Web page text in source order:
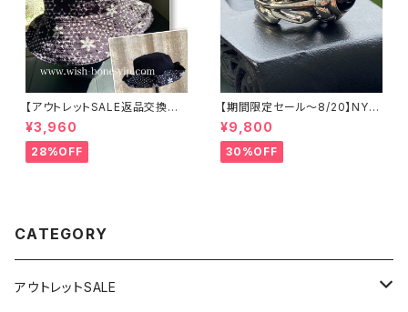
【アウトレットSALE返品交換不
可8/20まで】ワッフル立体フラワ
ー＆無地 2way リバーシブルハ
ット・ワイヤー入り変形ハット・フ
ラワー帽子【ブラック】
¥3,960
28%OFF
【期間限定セール～8/20】NYシ
ルバーリング 特大メンズリング
SILVER925 フェザーリング ナ
バホ族 インディアンジュエリー
太め 指輪 ホピ
¥9,800
30%OFF
CATEGORY
アウトレットSALE